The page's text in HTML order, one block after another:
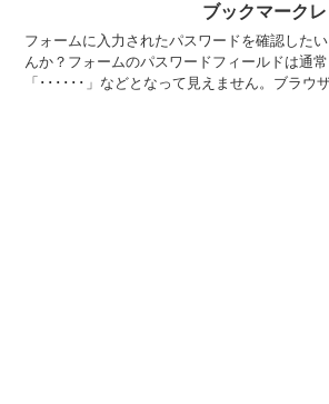
ブックマークレ
フォームに入力されたパスワードを確認した
んか？フォームのパスワードフィールドは通
「･･････」などとなって見えません。ブラウ